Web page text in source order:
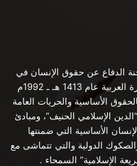
الدفاع عن حقوق الإنسان في
شبه الجزيرة العربية عام 1413 هـ ـ 1992م
الأساسية والحريات العامة
الإسلامي الحنيف”، ومبادئ
الأساسية التي ضمنتها
الدولية والتي تتماشى مع
الإسلامية” السمحاء .